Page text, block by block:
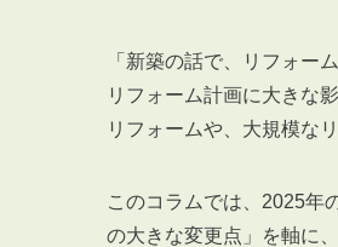
「新築の話で、リフォー
リフォーム計画に大きな
リフォームや、大規模な
このコラムでは、2025年
の大きな変更点」を軸に